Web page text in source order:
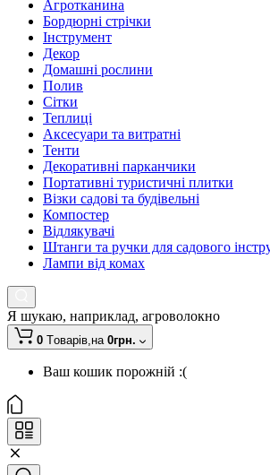
Агротканина
Бордюрні стрічки
Інструмент
Декор
Домашні рослини
Полив
Сітки
Теплиці
Аксесуари та витратні
Тенти
Декоративні парканчики
Портативні туристичні плитки
Візки садові та будівельні
Компостер
Відлякувачі
Штанги та ручки для садового
Лампи від комах
Я шукаю, наприклад, агроволокно
0 Tоварів,на 0грн.
Ваш кошик порожній :(